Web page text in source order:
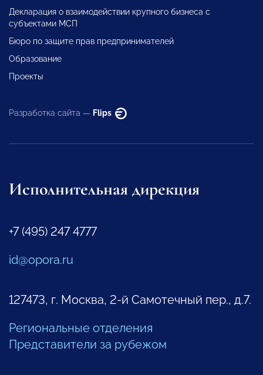
Декларация о взаимодействии крупного бизнеса с
субъектами МСП
Бюро по защите прав предпринимателей
Образование
Проекты
Разработка сайта — Flips
Исполнительная дирекция
+7 (495) 247 4777
id@opora.ru
127473, г. Москва, 2-й Самотечный пер., д.7.
Региональные отделения
Представители за рубежом